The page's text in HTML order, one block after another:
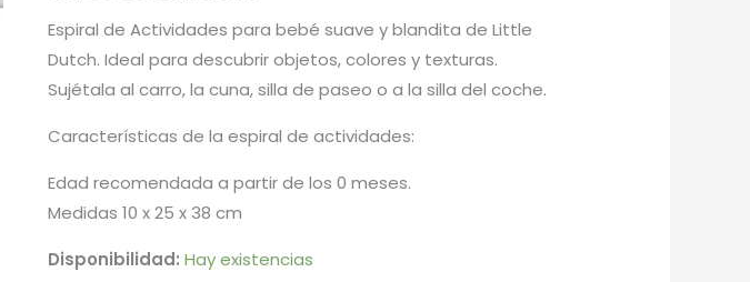
Espiral de Actividades para bebé suave y blandita de Little
Dutch. Ideal para descubrir objetos, colores y texturas.
Sujétala al carro, la cuna, silla de paseo o a la silla del coche.
Características de la espiral de actividades:
Edad recomendada a partir de los 0 meses.
Medidas 10 x 25 x 38 cm
Disponibilidad: Hay existencias